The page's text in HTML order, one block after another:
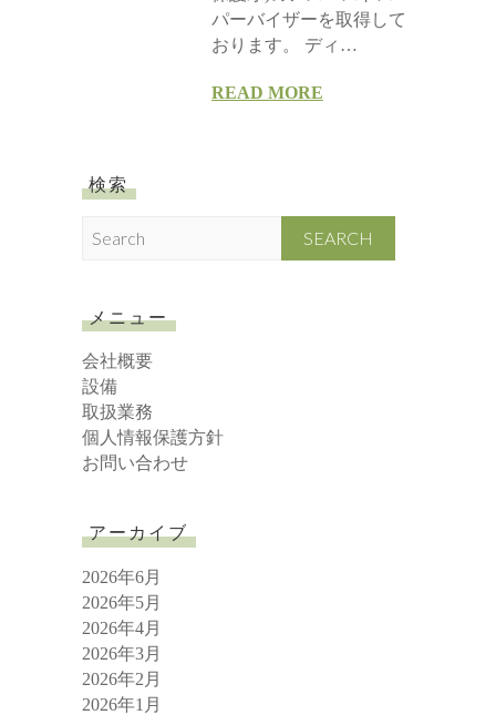
パーバイザーを取得して
おります。 ディ…
READ MORE
検索
c
h
メニュー
会社概要
設備
取扱業務
個人情報保護方針
お問い合わせ
アーカイブ
2026年6月
2026年5月
2026年4月
2026年3月
2026年2月
2026年1月